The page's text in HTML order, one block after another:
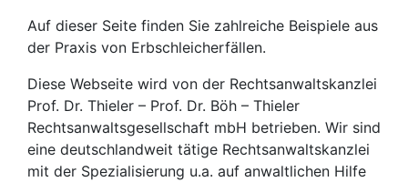
Auf dieser Seite finden Sie zahlreiche Beispiele aus
der Praxis von Erbschleicherfällen.
Diese Webseite wird von der Rechtsanwaltskanzlei
Prof. Dr. Thieler – Prof. Dr. Böh – Thieler
Rechtsanwaltsgesellschaft mbH betrieben. Wir sind
eine deutschlandweit tätige Rechtsanwaltskanzlei
mit der Spezialisierung u.a. auf anwaltlichen Hilfe